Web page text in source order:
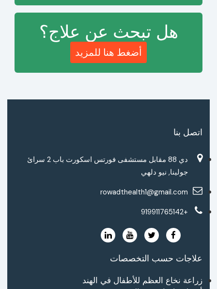
هل تبحث عن علاج؟
أضغط هنا للمزيد
اتصل بنا
دي 88 مقابل مستشفى فورتس اسكورت باب 2 سرائ
جولينا, نيو دلهي
rowadthealth1@gmail.com
+919911765142
علاجات حسب التخصصات
زراعة نخاع العظم للأطفال في الهند